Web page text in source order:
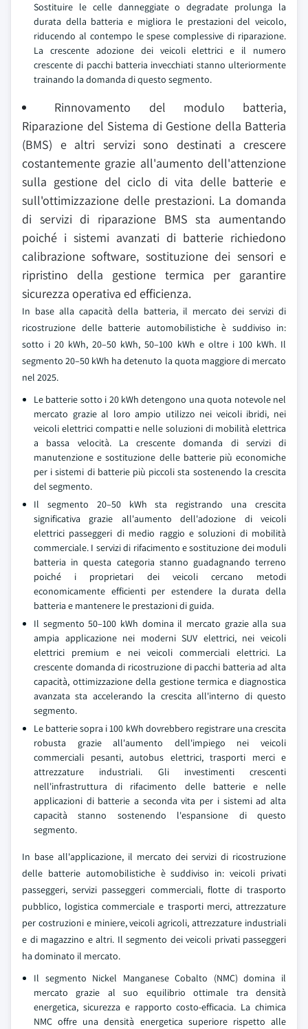
Sostituire le celle danneggiate o degradate prolunga la
durata della batteria e migliora le prestazioni del veicolo,
riducendo al contempo le spese complessive di riparazione.
La crescente adozione dei veicoli elettrici e il numero
crescente di pacchi batteria invecchiati stanno ulteriormente
trainando la domanda di questo segmento.
Rinnovamento del modulo batteria,
Riparazione del Sistema di Gestione della Batteria
(BMS) e altri servizi sono destinati a crescere
costantemente grazie all'aumento dell'attenzione
sulla gestione del ciclo di vita delle batterie e
sull'ottimizzazione delle prestazioni. La domanda
di servizi di riparazione BMS sta aumentando
poiché i sistemi avanzati di batterie richiedono
calibrazione software, sostituzione dei sensori e
ripristino della gestione termica per garantire
sicurezza operativa ed efficienza.
In base alla capacità della batteria, il mercato dei servizi di
ricostruzione delle batterie automobilistiche è suddiviso in:
sotto i 20 kWh, 20–50 kWh, 50–100 kWh e oltre i 100 kWh. Il
segmento 20–50 kWh ha detenuto la quota maggiore di mercato
nel 2025.
Le batterie sotto i 20 kWh detengono una quota notevole nel
mercato grazie al loro ampio utilizzo nei veicoli ibridi, nei
veicoli elettrici compatti e nelle soluzioni di mobilità elettrica
a bassa velocità. La crescente domanda di servizi di
manutenzione e sostituzione delle batterie più economiche
per i sistemi di batterie più piccoli sta sostenendo la crescita
del segmento.
Il segmento 20–50 kWh sta registrando una crescita
significativa grazie all'aumento dell'adozione di veicoli
elettrici passeggeri di medio raggio e soluzioni di mobilità
commerciale. I servizi di rifacimento e sostituzione dei moduli
batteria in questa categoria stanno guadagnando terreno
poiché i proprietari dei veicoli cercano metodi
economicamente efficienti per estendere la durata della
batteria e mantenere le prestazioni di guida.
Il segmento 50–100 kWh domina il mercato grazie alla sua
ampia applicazione nei moderni SUV elettrici, nei veicoli
elettrici premium e nei veicoli commerciali elettrici. La
crescente domanda di ricostruzione di pacchi batteria ad alta
capacità, ottimizzazione della gestione termica e diagnostica
avanzata sta accelerando la crescita all'interno di questo
segmento.
Le batterie sopra i 100 kWh dovrebbero registrare una crescita
robusta grazie all'aumento dell'impiego nei veicoli
commerciali pesanti, autobus elettrici, trasporti merci e
attrezzature industriali. Gli investimenti crescenti
nell'infrastruttura di rifacimento delle batterie e nelle
applicazioni di batterie a seconda vita per i sistemi ad alta
capacità stanno sostenendo l'espansione di questo
segmento.
In base all'applicazione, il mercato dei servizi di ricostruzione
delle batterie automobilistiche è suddiviso in: veicoli privati
passeggeri, servizi passeggeri commerciali, flotte di trasporto
pubblico, logistica commerciale e trasporti merci, attrezzature
per costruzioni e miniere, veicoli agricoli, attrezzature industriali
e di magazzino e altri. Il segmento dei veicoli privati passeggeri
ha dominato il mercato.
Il segmento Nickel Manganese Cobalto (NMC) domina il
mercato grazie al suo equilibrio ottimale tra densità
energetica, sicurezza e rapporto costo-efficacia. La chimica
NMC offre una densità energetica superiore rispetto alle